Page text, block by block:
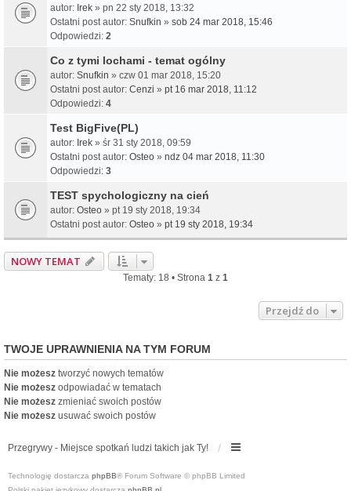
autor: Irek » pn 22 sty 2018, 13:32
Ostatni post autor: Snufkin » sob 24 mar 2018, 15:46
Odpowiedzi: 2
Co z tymi lochami - temat ogólny
autor: Snufkin » czw 01 mar 2018, 15:20
Ostatni post autor: Cenzi » pt 16 mar 2018, 11:12
Odpowiedzi: 4
Test BigFive(PL)
autor: Irek » śr 31 sty 2018, 09:59
Ostatni post autor: Osteo » ndz 04 mar 2018, 11:30
Odpowiedzi: 3
TEST spychologiczny na cień
autor: Osteo » pt 19 sty 2018, 19:34
Ostatni post autor: Osteo » pt 19 sty 2018, 19:34
NOWY TEMAT
Tematy: 18 • Strona 1 z 1
Przejdź do
TWOJE UPRAWNIENIA NA TYM FORUM
Nie możesz tworzyć nowych tematów
Nie możesz odpowiadać w tematach
Nie możesz zmieniać swoich postów
Nie możesz usuwać swoich postów
Przegrywy - Miejsce spotkań ludzi takich jak Ty!
Technologię dostarcza phpBB® Forum Software © phpBB Limited